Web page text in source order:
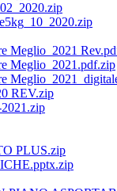
Meglio_2021
Meglio_2021.pdf.zip
REV.zip
PLUS.zip